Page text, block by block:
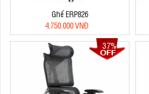
Ghế ERP826
4.750.000 VNĐ
37%